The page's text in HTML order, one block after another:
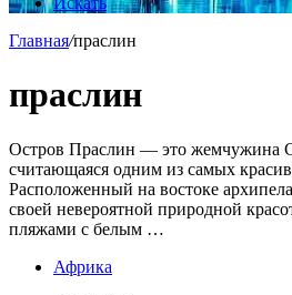
Главная/праслин
праслин
Остров Праслин — это жемчужина
считающаяся одним из самых
Расположенный на востоке
своей невероятной природной
пляжами с белым …
Африка